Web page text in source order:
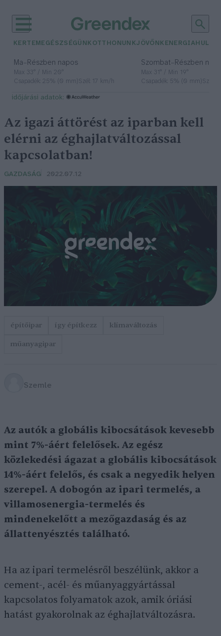
KERTEM EGÉSZSÉGÜNK OTTHONUNKJÖVŐNK ENERGIA
Ma– Részben napos
Max 33° / Min 20°
Csapadék: 25% (0 mm)Szél: 17 km/h
Szombat– Részben
Max 31° / Min 19°
Csapadék: 5% (0 mm)Szél:
időjárási adatok:
Az igazi áttörést az iparban kell
elérni az éghajlatváltozással
kapcsolatban!
GAZDASÁG 2022.07.12
építőipar így építkezz
klímaváltozás
műanyagipar
Szemle
Az autók a globális kibocsátások kevesebb
mint 7%-áért felelősek. Az egész
közlekedési ágazat a globális kibocsátások
14%-áért felelős, és csak a negyedik helyen
szerepel. A dobogón az ipari termelés, a
villamosenergia-termelés és
mindenekelőtt a mezőgazdaság és az
állattenyésztés található.
Ha az ipari termelésről beszélünk, akkor a
cement-, acél- és műanyaggyártással
kapcsolatos folyamatok azok, amik óriási
hatást gyakorolnak az éghajlatváltozásra.